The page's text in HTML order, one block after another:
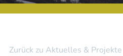
Zurück zu Aktuelles & Projekte